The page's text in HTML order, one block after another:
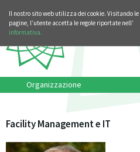
Il nostro sito web utilizza dei cookie. Visitando
pagine, l’utente accetta le regole riportate nell’
informativa.
Organizzazione
Facility Management e IT